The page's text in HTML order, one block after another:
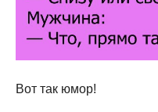
Вот так юмор!